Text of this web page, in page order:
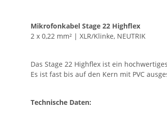
Mikrofonkabel Stage 22 Highflex
2 x 0,22 mm² | XLR/Klinke, NEUTRIK
Das Stage 22 Highflex ist ein
Es ist fast bis auf den Kern mit PVC
Technische Daten: